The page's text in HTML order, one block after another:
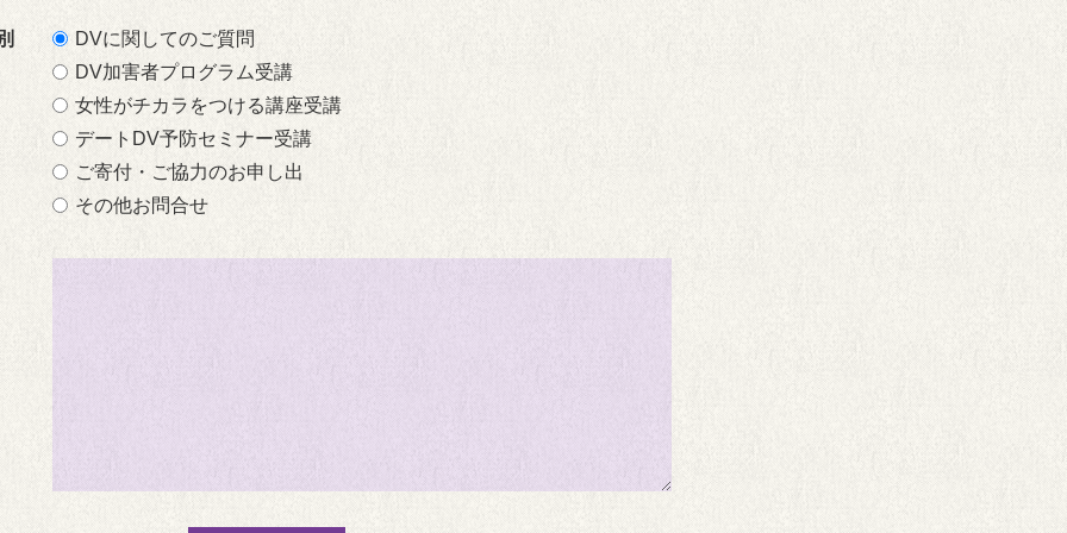
DVに関してのご質問
DV加害者プログラム受講
女性がチカラをつける講座受講
デートDV予防セミナー受講
ご寄付・ご協力のお申し出
その他お問合せ